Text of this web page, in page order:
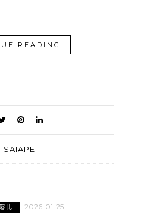
READING
比 2026-01-25